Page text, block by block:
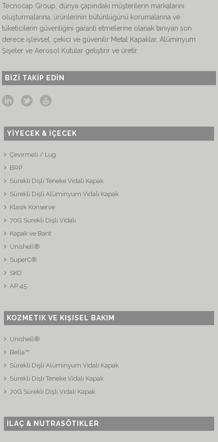
Tecnocap Group, dünya çapındaki müşterilerin markalarını
oluşturmalarına, ürünlerinin bütünlüğünü korumalarına ve
tüketicilerin güvenliğini garanti etmelerine olanak tanıyan son
derece işlevsel, çekici ve güvenilir Metal Kapaklar, Alüminyum
Şişeler ve Aerosol Kutular geliştirir ve üretir.
BIZI TAKIP EDIN
YİYECEK & İÇECEK
Çevirmeli / Lug
BRP
Sürekli Dişli Teneke Vidali Kapak
Sürekli Dişli Alüminyum Vidalı Kapak
Klasik Konserve
70G Sürekli Dişli Vidalı
Kapak ve Bant
Unishell®
SuperC®
SKO
AP 45
KOZMETIK VE KIŞISEL BAKIM
Unishell®
Bella™
Sürekli Dişli Alüminyum Vidalı Kapak
Sürekli Dişli Teneke Vidalı Kapak
70G Sürekli Dişli Vidali Kapak
İLAÇ & NUTRASÖTIKLER